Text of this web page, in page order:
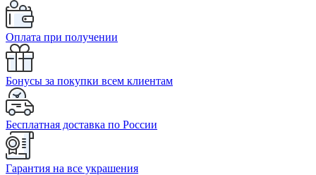
Оплата при получении
Бонусы за покупки всем клиентам
Бесплатная доставка по России
Гарантия на все украшения